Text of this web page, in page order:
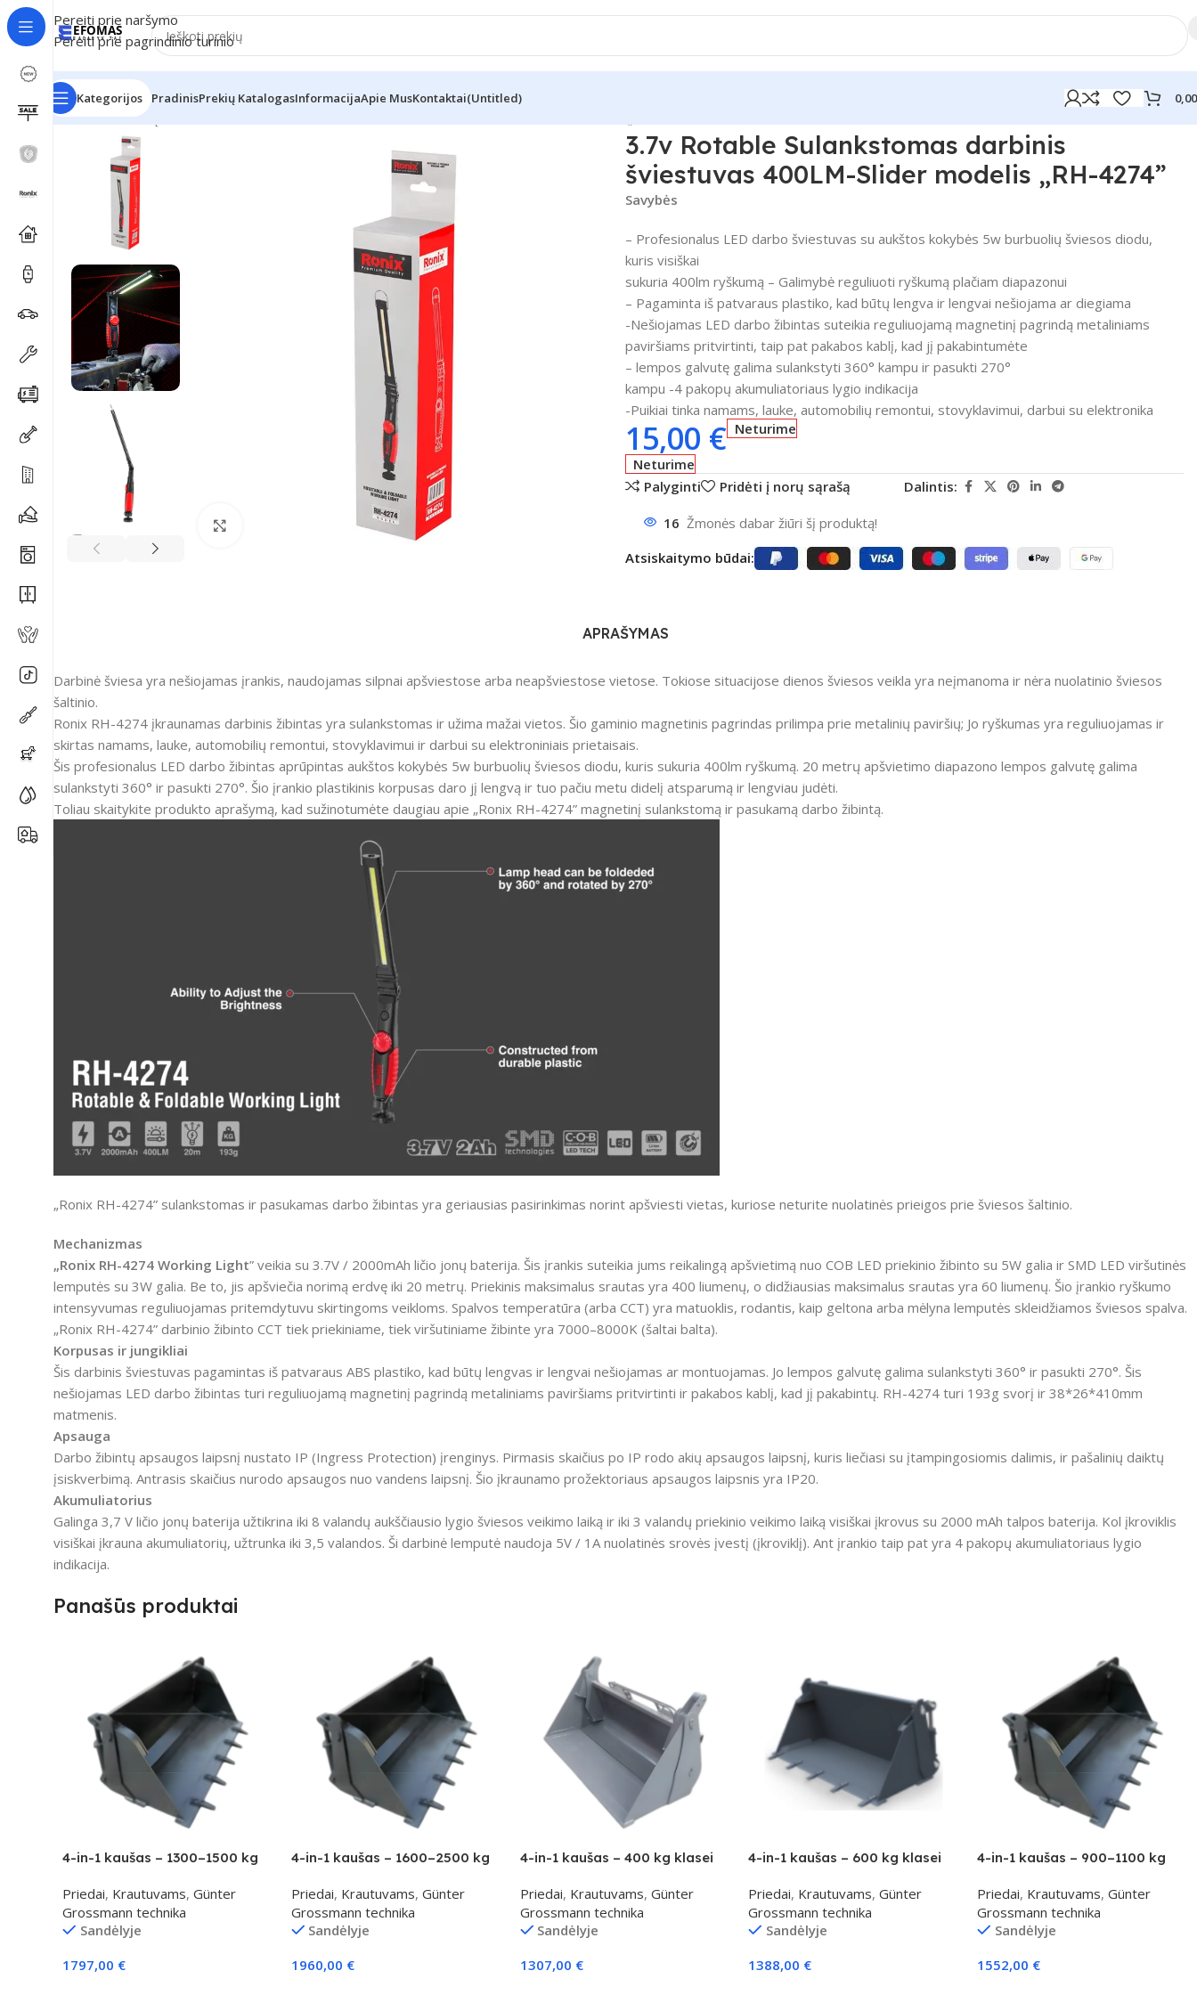
Pereiti prie naršymo
Pereiti prie pagrindinio turinio
Kategorijos PradinisPrekių KatalogasInformacijaApie MusKontaktai(Untitled)
Pradžia Ronix Įrankiai
Spustelėkite, kad padidintumėte
3.7v Rotable Sulankstomas darbinis
šviestuvas 400LM-Slider modelis „RH-4274”
Savybės
– Profesionalus LED darbo šviestuvas su aukštos kokybės 5w burbuolių šviesos diodu,
kuris visiškai
sukuria 400lm ryškumą – Galimybė reguliuoti ryškumą plačiam diapazonui
– Pagaminta iš patvaraus plastiko, kad būtų lengva ir lengvai nešiojama ar diegiama
-Nešiojamas LED darbo žibintas suteikia reguliuojamą magnetinį pagrindą metaliniams
paviršiams pritvirtinti, taip pat pakabos kablį, kad jį pakabintumėte
– lempos galvutę galima sulankstyti 360° kampu ir pasukti 270°
kampu -4 pakopų akumuliatoriaus lygio indikacija
-Puikiai tinka namams, lauke, automobilių remontui, stovyklavimui, darbui su elektronika
15,00 € Neturime
Neturime
Palyginti
Pridėti į norų sąrašą Dalintis:
16 Žmonės dabar žiūri šį produktą!
Atsiskaitymo būdai:
APRAŠYMAS
Darbinė šviesa yra nešiojamas įrankis, naudojamas silpnai apšviestose arba neapšviestose vietose. Tokiose situacijose dienos šviesos veikla yra neįmanoma ir nėra nuolatinio šviesos
šaltinio.
Ronix RH-4274 įkraunamas darbinis žibintas yra sulankstomas ir užima mažai vietos. Šio gaminio magnetinis pagrindas prilimpa prie metalinių paviršių; Jo ryškumas yra reguliuojamas ir
skirtas namams, lauke, automobilių remontui, stovyklavimui ir darbui su elektroniniais prietaisais.
Šis profesionalus LED darbo žibintas aprūpintas aukštos kokybės 5w burbuolių šviesos diodu, kuris sukuria 400lm ryškumą. 20 metrų apšvietimo diapazono lempos galvutę galima
sulankstyti 360° ir pasukti 270°. Šio įrankio plastikinis korpusas daro jį lengvą ir tuo pačiu metu didelį atsparumą ir lengviau judėti.
Toliau skaitykite produkto aprašymą, kad sužinotumėte daugiau apie „Ronix RH-4274” magnetinį sulankstomą ir pasukamą darbo žibintą.
„Ronix RH-4274” sulankstomas ir pasukamas darbo žibintas yra geriausias pasirinkimas norint apšviesti vietas, kuriose neturite nuolatinės prieigos prie šviesos šaltinio.
Mechanizmas
„Ronix RH-4274 Working Light” veikia su 3.7V / 2000mAh ličio jonų baterija. Šis įrankis suteikia jums reikalingą apšvietimą nuo COB LED priekinio žibinto su 5W galia ir SMD LED viršutinės
lemputės su 3W galia. Be to, jis apšviečia norimą erdvę iki 20 metrų. Priekinis maksimalus srautas yra 400 liumenų, o didžiausias maksimalus srautas yra 60 liumenų. Šio įrankio ryškumo
intensyvumas reguliuojamas pritemdytuvu skirtingoms veikloms. Spalvos temperatūra (arba CCT) yra matuoklis, rodantis, kaip geltona arba mėlyna lemputės skleidžiamos šviesos spalva.
„Ronix RH-4274” darbinio žibinto CCT tiek priekiniame, tiek viršutiniame žibinte yra 7000–8000K (šaltai balta).
Korpusas ir jungikliai
Šis darbinis šviestuvas pagamintas iš patvaraus ABS plastiko, kad būtų lengvas ir lengvai nešiojamas ar montuojamas. Jo lempos galvutę galima sulankstyti 360° ir pasukti 270°. Šis
nešiojamas LED darbo žibintas turi reguliuojamą magnetinį pagrindą metaliniams paviršiams pritvirtinti ir pakabos kablį, kad jį pakabintų. RH-4274 turi 193g svorį ir 38*26*410mm
matmenis.
Apsauga
Darbo žibintų apsaugos laipsnį nustato IP (Ingress Protection) įrenginys. Pirmasis skaičius po IP rodo akių apsaugos laipsnį, kuris liečiasi su įtampingosiomis dalimis, ir pašalinių daiktų
įsiskverbimą. Antrasis skaičius nurodo apsaugos nuo vandens laipsnį. Šio įkraunamo prožektoriaus apsaugos laipsnis yra IP20.
Akumuliatorius
Galinga 3,7 V ličio jonų baterija užtikrina iki 8 valandų aukščiausio lygio šviesos veikimo laiką ir iki 3 valandų priekinio veikimo laiką visiškai įkrovus su 2000 mAh talpos baterija. Kol įkroviklis
visiškai įkrauna akumuliatorių, užtrunka iki 3,5 valandos. Ši darbinė lemputė naudoja 5V / 1A nuolatinės srovės įvestį (įkroviklį). Ant įrankio taip pat yra 4 pakopų akumuliatoriaus lygio
indikacija.
Panašūs produktai
4-in-1 kaušas – 1300–1500 kg
Priedai, Krautuvams, Günter
Grossmann technika
Sandėlyje
1797,00 €
4-in-1 kaušas – 1600–2500 kg
Priedai, Krautuvams, Günter
Grossmann technika
Sandėlyje
1960,00 €
4-in-1 kaušas – 400 kg klasei
Priedai, Krautuvams, Günter
Grossmann technika
Sandėlyje
1307,00 €
4-in-1 kaušas – 600 kg klasei
Priedai, Krautuvams, Günter
Grossmann technika
Sandėlyje
1388,00 €
4-in-1 kaušas – 900–1100 kg
Priedai, Krautuvams, Günter
Grossmann technika
Sandėlyje
1552,00 €